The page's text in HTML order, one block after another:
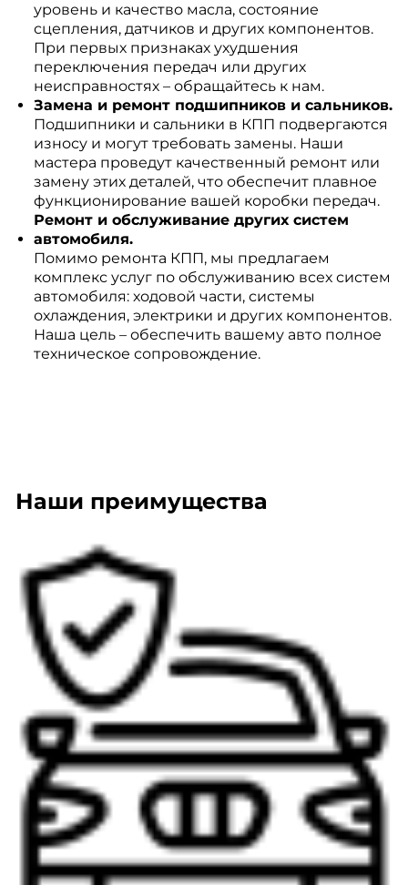
уровень и качество масла, состояние
сцепления, датчиков и других компонентов.
При первых признаках ухудшения
переключения передач или других
неисправностях – обращайтесь к нам.
Замена и ремонт подшипников и сальников.
Подшипники и сальники в КПП подвергаются
износу и могут требовать замены. Наши
мастера проведут качественный ремонт или
замену этих деталей, что обеспечит плавное
функционирование вашей коробки передач.
Ремонт и обслуживание других систем
автомобиля.
Помимо ремонта КПП, мы предлагаем
комплекс услуг по обслуживанию всех систем
автомобиля: ходовой части, системы
охлаждения, электрики и других компонентов.
Наша цель – обеспечить вашему авто полное
техническое сопровождение.
Наши преимущества